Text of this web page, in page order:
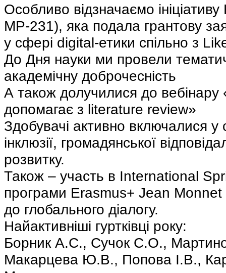
Особливо відзначаємо
МР-231), яка подала грантову
у сфері digital-етики спільно з
До Дня науки ми провели
академічну доброчесність
А також долучилися до
допомагає з literature review»
Здобувачі активно включалися у
інклюзії, громадянської
розвитку.
Також – участь в International
програми Erasmus+ Jean
до глобального діалогу.
Найактивніші гуртківці року:
Борник А.С., Сучок С.О.,
Макарцева Ю.В., Попова І.В.,